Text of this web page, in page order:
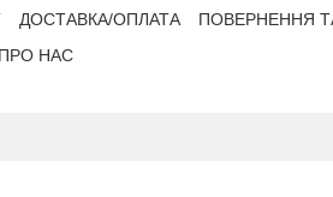
ДОСТАВКА/ОПЛАТА ПОВЕРНЕННЯ
ПРО НАС